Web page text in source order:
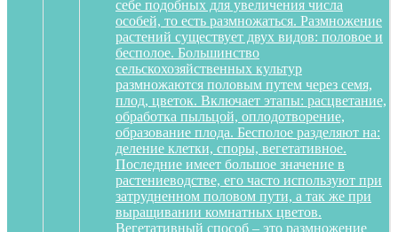
себе подобных для увеличения числа
особей, то есть размножаться. Размножение
растений существует двух видов: половое и
бесполое. Большинство
сельскохозяйственных культур
размножаются половым путем через семя,
плод, цветок. Включает этапы: расцветание,
обработка пыльцой, оплодотворение,
образование плода. Бесполое разделяют на:
деление клетки, споры, вегетативное.
Последние имеет большое значение в
растениеводстве, его часто используют при
затрудненном половом пути, а так же при
выращивании комнатных цветов.
Вегетативный способ – это размножение